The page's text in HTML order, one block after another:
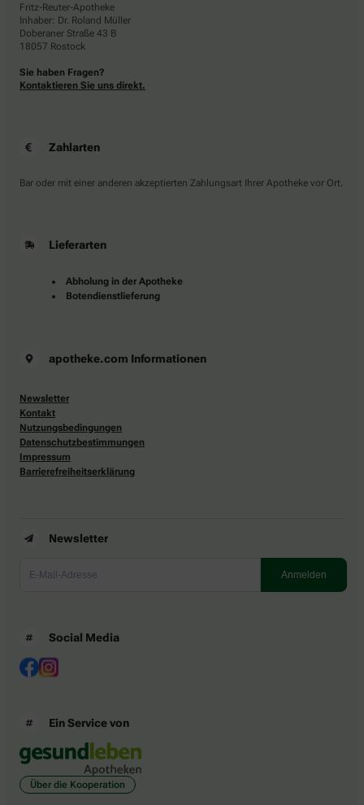
Fritz-Reuter-Apotheke
Inhaber: Dr. Roland Müller
Doberaner Straße 43 B
18057 Rostock
Sie haben Fragen?
Kontaktieren Sie uns direkt.
Zahlarten
Bar oder mit einer anderen akzeptierten Zahlungsart Ihrer Apotheke vor Ort.
Lieferarten
Abholung in der Apotheke
Botendienstlieferung
apotheke.com Informationen
Newsletter
Kontakt
Nutzungsbedingungen
Datenschutzbestimmungen
Impressum
Barrierefreiheitserklärung
Newsletter
Social Media
Ein Service von
Über die Kooperation